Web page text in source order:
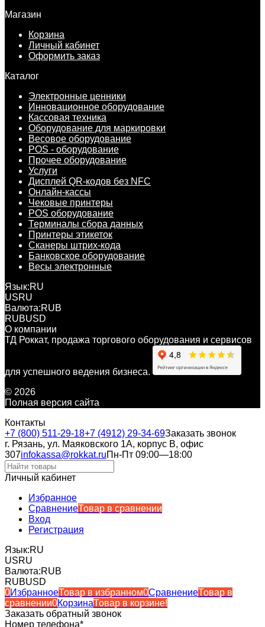
Магазин
Корзина
Личный кабинет
Оформить заказ
Каталог
Электронные ценники
Инновационное оборудование
Кассовая техника
Оборудование для маркировки
Весовое оборудование
POS - оборудование
Прочее оборудование
Услуги
Дисплей QR-кодов без NFC
Онлайн-кассы
Чековые принтеры
POS оборудование
Терминалы сбора данных
Принтеры этикеток
Сканеры штрих-кода
Банковское оборудование
Весы электронные
Язык:RU
USRU
Валюта:RUB
RUBUSD
О компании
ТД Роккат, продажа торгового оборудования и сервисов
для успешного ведения бизнеса.
© 2026
Полная версия сайта
Контакты
+7 (800) 511-29-18+7 (4912) 29-34-69Заказать звонок
г. Рязань, ул. Маяковского 1А, корпус B, офис
307infokassa@rokkat.ruПн-Пт 09:00—18:00
Личный кабинет
Избранное
СравнениеТовар в сравнении
Вход
Регистрация
Язык:RU
USRU
Валюта:RUB
RUBUSD
0ИзбранноеТовар в избранном0СравнениеТовар в
сравнении0КорзинаТовар в корзине!
Заказать обратный звонок
Номер телефона*